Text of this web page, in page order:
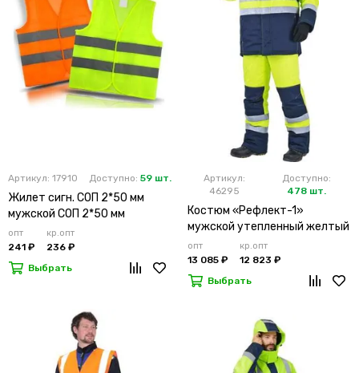
Артикул: 17910 Доступно: 59 шт.
Жилет сигн. СОП 2*50 мм
мужской СОП 2*50 мм
опт
241 ₽
кр.опт
236 ₽
Выбрать
Артикул:
46295
Доступно:
478 шт.
Костюм «Рефлект-1»
мужской утепленный желтый
с п/к
опт
13 085 ₽
кр.опт
12 823 ₽
Выбрать